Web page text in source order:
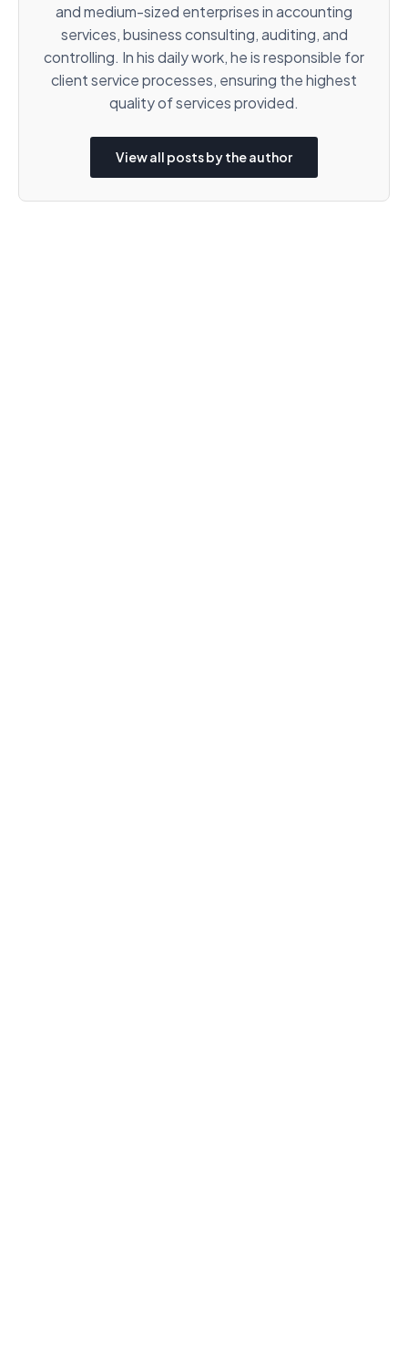
and medium-sized enterprises in accounting
services, business consulting, auditing, and
controlling. In his daily work, he is responsible for
client service processes, ensuring the highest
quality of services provided.
View all posts by the author